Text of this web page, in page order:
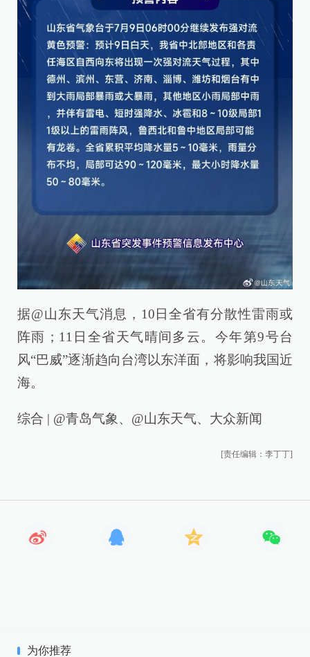
据@山东天气消息，10日全省有分散性雷雨或
阵雨；11日全省天气晴间多云。今年第9号台
风“巴威”逐渐趋向台湾以东洋面，将影响我国近
海。
综合 | @青岛气象、@山东天气、大众新闻
[责任编辑：李丁丁]
为你推荐